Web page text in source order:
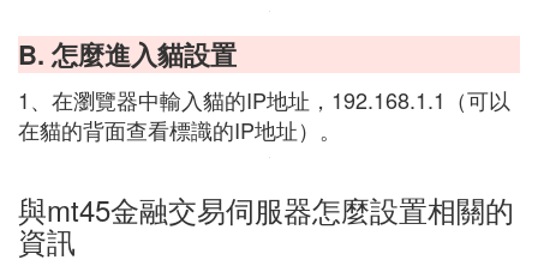
B. 怎麼進入貓設置
1、在瀏覽器中輸入貓的IP地址，192.168.1.1（可以
在貓的背面查看標識的IP地址）。
與mt45金融交易伺服器怎麼設置相關的
資訊